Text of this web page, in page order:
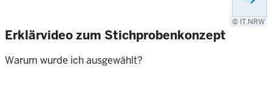
© IT.NRW
Erklärvideo zum Stichprobenkonzept
Warum wurde ich ausgewählt?